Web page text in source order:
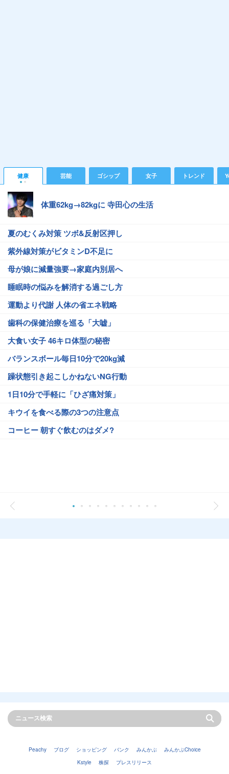
健康 芸能 ゴシップ 女子 トレンド
体重62kg→82kgに 寺田心の生活
夏のむくみ対策 ツボ&反射区押し
紫外線対策がビタミンD不足に
母が娘に減量強要→家庭内別居へ
睡眠時の悩みを解消する過ごし方
運動より代謝 人体の省エネ戦略
歯科の保健治療を巡る「大嘘」
大食い女子 46キロ体型の秘密
バランスボール毎日10分で20kg減
躁状態引き起こしかねないNG行動
1日10分で手軽に「ひざ痛対策」
キウイを食べる際の3つの注意点
コーヒー 朝すぐ飲むのはダメ?
Peachy ブログ ショッピング バンク みんかぶ
みんかぶChoice
Kstyle
株探 プレスリリース